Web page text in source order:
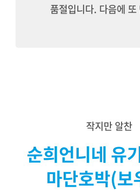
품절입니다. 다음에 또
작지만 알찬
순희언니네 유
마단호박(보